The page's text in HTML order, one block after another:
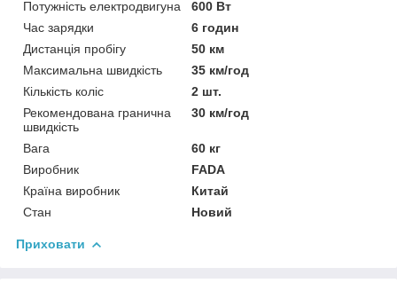
Потужність електродвигуна
600 Вт
Час зарядки
6 годин
Дистанція пробігу
50 км
Максимальна швидкість
35 км/год
Кількість коліс
2 шт.
Рекомендована гранична
швидкість
30 км/год
Вага
60 кг
Виробник
FADA
Країна виробник
Китай
Стан
Новий
Приховати